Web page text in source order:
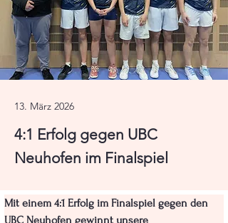
13. März 2026
4:1 Erfolg gegen UBC
Neuhofen im Finalspiel
Mit einem 4:1 Erfolg im Finalspiel gegen den
UBC Neuhofen gewinnt unsere